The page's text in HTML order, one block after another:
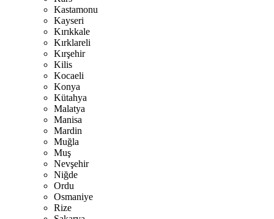
Kastamonu
Kayseri
Kırıkkale
Kırklareli
Kırşehir
Kilis
Kocaeli
Konya
Kütahya
Malatya
Manisa
Mardin
Muğla
Muş
Nevşehir
Niğde
Ordu
Osmaniye
Rize